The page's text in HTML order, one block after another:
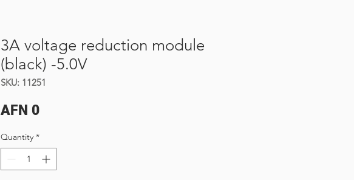
3A voltage reduction module
(black) -5.0V
SKU: 11251
AFN 0Price
Quantity *